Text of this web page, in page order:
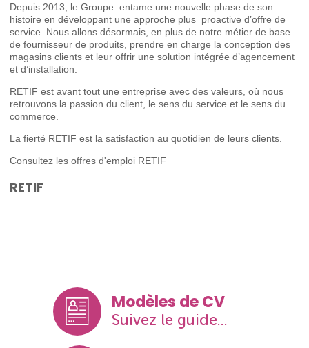
Depuis 2013, le Groupe entame une nouvelle phase de son
histoire en développant une approche plus proactive d’offre de
service. Nous allons désormais, en plus de notre métier de base
de fournisseur de produits, prendre en charge la conception des
magasins clients et leur offrir une solution intégrée d’agencement
et d’installation.
RETIF est avant tout une entreprise avec des valeurs, où nous
retrouvons la passion du client, le sens du service et le sens du
commerce.
La fierté RETIF est la satisfaction au quotidien de leurs clients.
Consultez les offres d'emploi RETIF
RETIF
Modèles de CV
Suivez le guide...